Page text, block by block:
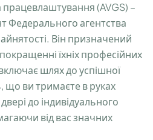
працевлаштування (AVGS) –
Федерального агентства
Він призначений
їхніх професійних
шлях до успішної
що ви тримаєте в руках
до індивідуального
від вас значних